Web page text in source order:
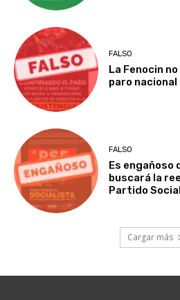
FALSO
La Fenocin
paro nacional
FALSO
Es engañoso
buscará la
Partido
Cargar más